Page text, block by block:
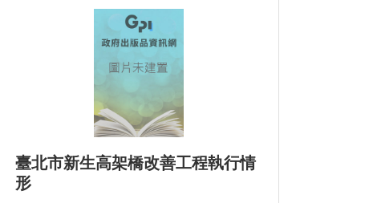
臺北市新生高架橋改善工程執行情
形